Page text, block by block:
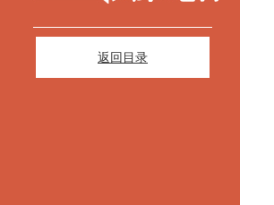
返回目录